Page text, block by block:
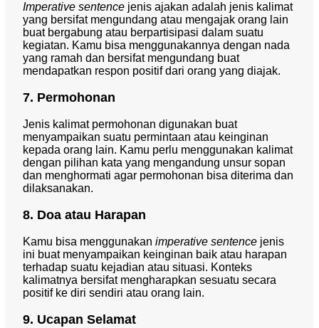
Imperative sentence jenis ajakan adalah jenis kalimat
yang bersifat mengundang atau mengajak orang lain
buat bergabung atau berpartisipasi dalam suatu
kegiatan. Kamu bisa menggunakannya dengan nada
yang ramah dan bersifat mengundang buat
mendapatkan respon positif dari orang yang diajak.
7. Permohonan
Jenis kalimat permohonan digunakan buat
menyampaikan suatu permintaan atau keinginan
kepada orang lain. Kamu perlu menggunakan kalimat
dengan pilihan kata yang mengandung unsur sopan
dan menghormati agar permohonan bisa diterima dan
dilaksanakan.
8. Doa atau Harapan
Kamu bisa menggunakan imperative sentence jenis
ini buat menyampaikan keinginan baik atau harapan
terhadap suatu kejadian atau situasi. Konteks
kalimatnya bersifat mengharapkan sesuatu secara
positif ke diri sendiri atau orang lain.
9. Ucapan Selamat